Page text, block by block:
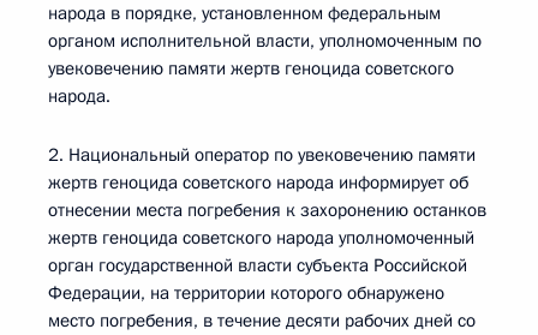
народа в порядке, установленном федеральным
органом исполнительной власти, уполномоченным по
увековечению памяти жертв геноцида советского
народа.
2. Национальный оператор по увековечению памяти
жертв геноцида советского народа информирует об
отнесении места погребения к захоронению останков
жертв геноцида советского народа уполномоченный
орган государственной власти субъекта Российской
Федерации, на территории которого обнаружено
место погребения, в течение десяти рабочих дней со